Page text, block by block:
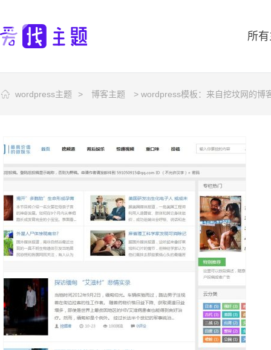
所
wordpress主题 > 博客主题 > wordpress模板：来自挖坟网的博